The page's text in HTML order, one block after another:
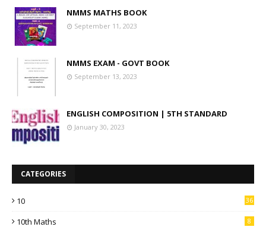
NMMS MATHS BOOK
September 11, 2023
NMMS EXAM - GOVT BOOK
September 13, 2023
ENGLISH COMPOSITION | 5TH STANDARD
January 30, 2023
CATEGORIES
10 36
10th Maths 8